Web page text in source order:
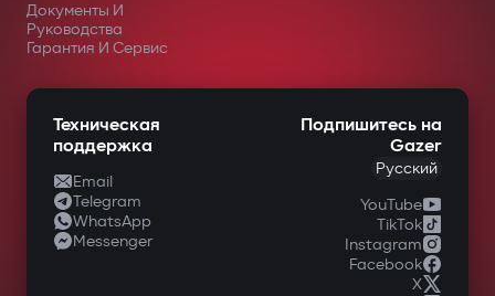
Запуск двигателя через приложение
Gazer Car с поддержкой сценариев:
прогрев/охлаждение салона, турбо-
таймер, поддержка заряда
аккумулятора. Двигатель автоматически
глушится после достижения заданных
параметров.
Полный контроль через Gazer Car
Документы И
Руководства
Гарантия И Сервис
Техническая
поддержка
Email
Telegram
WhatsApp
Messenger
Подпишитесь на
Gazer
Русский
YouTube
TikTok
Instagram
Facebook
X